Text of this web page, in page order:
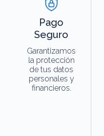
Pago
Seguro
Garantizamos
la protección
de tus datos
personales y
financieros.